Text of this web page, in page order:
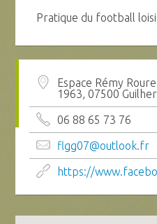
Pratique du football
Espace Rémy
1963, 07500
06 88 65 73 76
flgg07@outlook.fr
https://